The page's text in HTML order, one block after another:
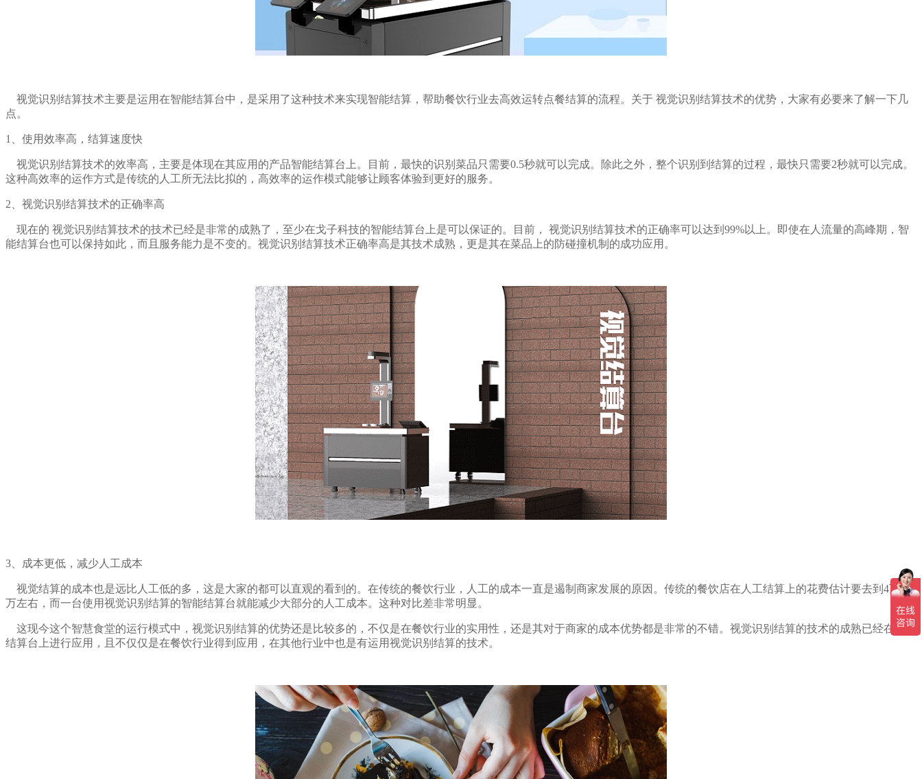
视觉识别结算技术主要是运用在智能结算台中，是采用了这种技术来实现智能结算，帮助餐饮行业去高效运转点餐结算的流程。关于 视觉识别结算技术的优势，大家有必要来了解一下几
点。
1、使用效率高，结算速度快
视觉识别结算技术的效率高，主要是体现在其应用的产品智能结算台上。目前，最快的识别菜品只需要0.5秒就可以完成。除此之外，整个识别到结算的过程，最快只需要2秒就可以完成。
这种高效率的运作方式是传统的人工所无法比拟的，高效率的运作模式能够让顾客体验到更好的服务。
2、视觉识别结算技术的正确率高
现在的 视觉识别结算技术的技术已经是非常的成熟了，至少在戈子科技的智能结算台上是可以保证的。目前， 视觉识别结算技术的正确率可以达到99%以上。即使在人流量的高峰期，智
能结算台也可以保持如此，而且服务能力是不变的。视觉识别结算技术正确率高是其技术成熟，更是其在菜品上的防碰撞机制的成功应用。
3、成本更低，减少人工成本
视觉结算的成本也是远比人工低的多，这是大家的都可以直观的看到的。在传统的餐饮行业，人工的成本一直是遏制商家发展的原因。传统的餐饮店在人工结算上的花费估计要去到4万到5
万左右，而一台使用视觉识别结算的智能结算台就能减少大部分的人工成本。这种对比差非常明显。
这现今这个智慧食堂的运行模式中，视觉识别结算的优势还是比较多的，不仅是在餐饮行业的实用性，还是其对于商家的成本优势都是非常的不错。视觉识别结算的技术的成熟已经在智能
结算台上进行应用，且不仅仅是在餐饮行业得到应用，在其他行业中也是有运用视觉识别结算的技术。